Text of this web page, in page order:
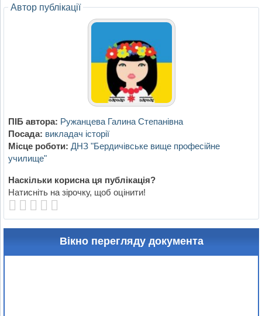
Автор публікації
ПІБ автора: Ружанцева Галина Степанівна
Посада: викладач історії
Місце роботи: ДНЗ "Бердичівське вище професійне
училище"
Наскільки корисна ця публікація?
Натисніть на зірочку, щоб оцінити!
Вікно перегляду документа